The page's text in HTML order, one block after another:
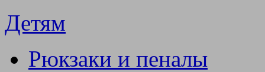
Детям
Рюкзаки и пеналы